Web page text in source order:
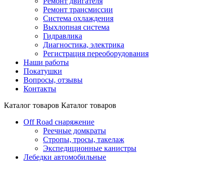
Ремонт трансмиссии
Система охлаждения
Выхлопная система
Гидравлика
Диагностика, электрика
Регистрация переоборудования
Наши работы
Покатушки
Вопросы, отзывы
Контакты
Каталог товаров Каталог товаров
Off Road снаряжение
Реечные домкраты
Стропы, тросы, такелаж
Экспедиционные канистры
Лебедки автомобильные